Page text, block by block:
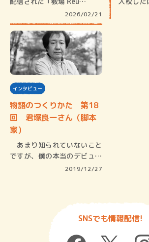
2026/02/21
インタビュー
物語のつくりかた 第18
回 君塚良一さん（脚本
家）
あまり知られていないこと
ですが、僕の本当のデビュー
2019/12/27
SNSでも情報配信!